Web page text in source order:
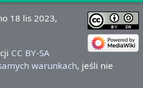
18 lis 2023,
CC BY-SA
warunkach, jeśli nie